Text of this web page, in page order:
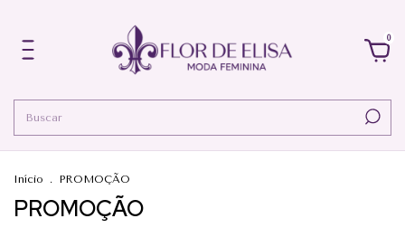
0
Início . PROMOÇÃO
PROMOÇÃO